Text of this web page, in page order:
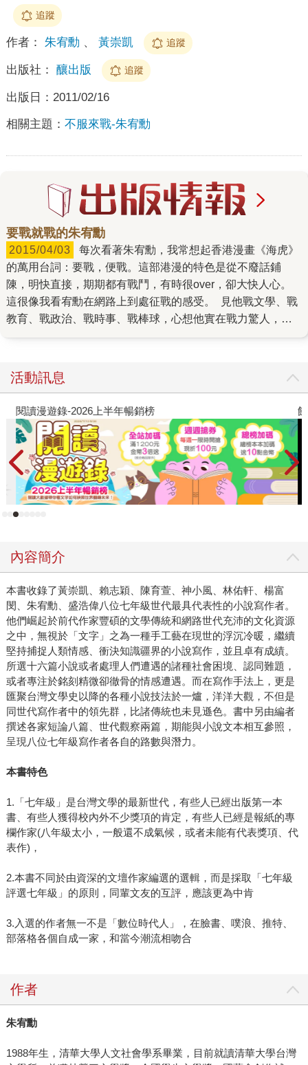
追蹤
作者： 朱宥勳 、 黃崇凱 追蹤
出版社： 釀出版 追蹤
出版日： 2011/02/16
相關主題： 不服來戰-朱宥勳
要戰就戰的朱宥勳
2015/04/03
的萬用台詞：要戰，便戰。這部港漫的特色是從不廢話鋪
陳，明快直接，期期都有戰鬥，有時很over，卻大快人心。
這很像我看宥勳在網路上到處征戰的感受。 見他戰文學、戰
教育、戰政治、戰時事、戰棒球，心想他實在戰力驚人，耐
作品來。 我在第一屆「搶救文壇新秀再作戰」文藝營認識宥
勳的時候，他還在讀高三，我是不知所云的研究生。之後一
起在耕莘青年寫作會搞東搞西，討論彼此的作品，批評很多
人的作品，辦營隊，弄活動，編小說選集。一直以來，他都
是我深深信賴和依賴的戰友，完全沒意識到我們相差七歲。
那幾年我常看他在讀前衛出版社那套「台灣作家全集」，每
回拿出來都是不同作家分冊。很多人對創作有熱情，卻不見
得有熱情補上過往文學史的認識，這或許是他日後能在每月
專欄的壓力下寫出《學校不敢教的小說》的原因──他有紮實
程中，出現不少台文系所，相對於文學創作的狀態，評論似
乎相對欠缺。我們都認為有機會就該多寫些評論，一方面鍛
鍊自己評析作品的能力，一方面讓更多作品也能獲得討論機
會。然而文學評論發表的空間卻極為有限。我本來的想法只
是各自作戰，盡量在不需成本的網路空間寫，也不在乎讀
者。但摩羯座的宥勳認真思考了一番，接著召集一批同代
人，創設文學評論線上月刊《秘密讀者》。他不募資，在盡
可能使用免費的網路資源之下，自己支付所有維持刊物運作
的費用，擔下大部分繁瑣的編務。我擔心他燒錢太快，想捐
點贊助，他卻回說：我不要錢，多給我稿！ 於是在他的糾集
之下，《秘密讀者》從2013年9月起，每月準時出刊至今，每
期都有專輯討論其他文學刊物不太可能做出來的內容，以及
各種直球對決的書評。許多人看到這份刊物號稱「匿名」，
都列在每期工作人員名單中，並不真的完全匿名。累積的上
百篇評論文字，沒有出現某些人以為的一味攻擊謾罵，而是
有憑有據有論證地評析文本。儘管如此，三不五時仍有好些
沒讀過《秘密讀者》卻對匿名很有意見的酸言酸語，擔任主
士學業、服完兵役、發表大量時事評論，嘗試將他所知道的
什麼忍不住收看連柯爭霸〉），差不多同期間也完成棒球長
篇小說《暗影》。我知道他從來是個死忠棒球迷，球季期間
一點的近未來。宥勳在他的小說中發明觀測球員打球模式的
程式，能準確抓出誰打放水球。然而打假球牽涉的不會只有
球員和簽賭組頭，小說挖掘了更深更遠的社會成因，不賣弄
這部小說躋身最佳運動文學演出的行列。 球迷常說「你怎麼
活動訊息
閱讀漫遊錄-2026上半年暢銷榜
內容簡介
本書收錄了黃崇凱、賴志穎、陳育萱、神小風、林佑軒、楊富
閔、朱宥勳、盛浩偉八位七年級世代最具代表性的小說寫作者。
他們崛起於前代作家豐碩的文學傳統和網路世代充沛的文化資源
之中，無視於「文字」之為一種手工藝在現世的浮沉冷暖，繼續
堅持捕捉人類情感、衝決知識疆界的小說寫作，並且卓有成績。
所選十六篇小說或者處理人們遭遇的諸種社會困境、認同難題，
或者專注於銘刻精微卻徹骨的情感遭遇。而在寫作手法上，更是
匯聚台灣文學史以降的各種小說技法於一爐，洋洋大觀，不但是
同世代寫作者中的領先群，比諸傳統也未見遜色。書中另由編者
撰述各家短論八篇、世代觀察兩篇，期能與小說文本相互參照，
呈現八位七年級寫作者各自的路數與潛力。
本書特色
1.「七年級」是台灣文學的最新世代，有些人已經出版第一本
書、有些人獲得校內外不少獎項的肯定，有些人已經是報紙的專
欄作家(八年級太小，一般還不成氣候，或者未能有代表獎項、代
表作)，
2.本書不同於由資深的文壇作家編選的選輯，而是採取「七年級
評選七年級」的原則，同輩文友的互評，應該更為中肯
3.入選的作者無一不是「數位時代人」，在臉書、噗浪、推特、
部落格各個自成一家，和當今潮流相吻合
作者
朱宥勳
1988年生，清華大學人文社會學系畢業，目前就讀清華大學台灣